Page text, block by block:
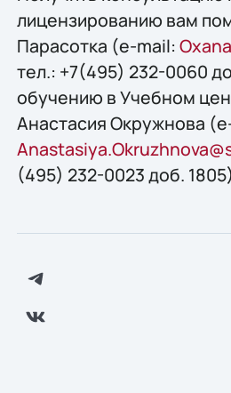
лицензированию вам
Парасотка (e-mail:
тел.: +7(495) 232-0060
обучению в Учебном
Анастасия Окружнова
(495) 232-0023 доб.